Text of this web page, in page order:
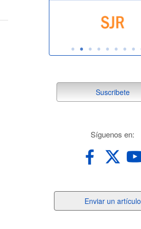
suscribete
Suscribete
Síguenos en:
un
Enviar un artículo